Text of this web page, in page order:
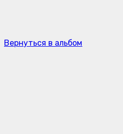
Вернуться в альбом